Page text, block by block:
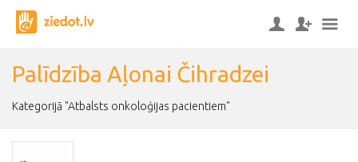
Palīdzība Aļonai Čihradzei
Kategorijā "Atbalsts onkoloģijas pacientiem"